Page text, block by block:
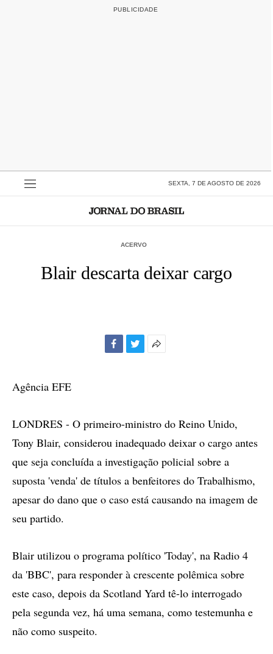
SEXTA, 7 DE AGOSTO DE 2026
ACERVO
Blair descarta deixar cargo
Agência EFE
LONDRES - O primeiro-ministro do Reino Unido,
Tony Blair, considerou inadequado deixar o cargo antes
que seja concluída a investigação policial sobre a
suposta 'venda' de títulos a benfeitores do Trabalhismo,
apesar do dano que o caso está causando na imagem de
seu partido.
Blair utilizou o programa político 'Today', na Radio 4
da 'BBC', para responder à crescente polêmica sobre
este caso, depois da Scotland Yard tê-lo interrogado
pela segunda vez, há uma semana, como testemunha e
não como suspeito.